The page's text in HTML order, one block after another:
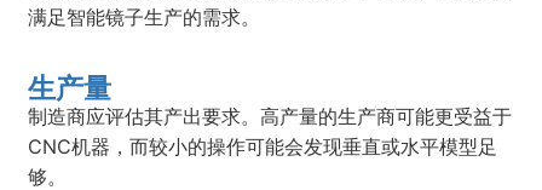
满足智能镜子生产的需求。
生产量
制造商应评估其产出要求。高产量的生产商可能更受益于
CNC机器，而较小的操作可能会发现垂直或水平模型足
够。